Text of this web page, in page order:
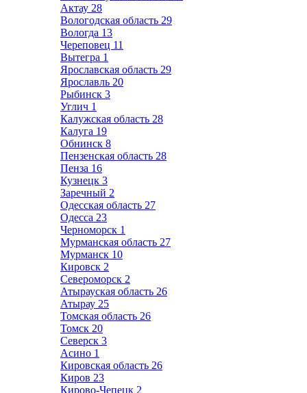
Актау 28
Вологодская область 29
Вологда 13
Череповец 11
Вытегра 1
Ярославская область 29
Ярославль 20
Рыбинск 3
Углич 1
Калужская область 28
Калуга 19
Обнинск 8
Пензенская область 28
Пенза 16
Кузнецк 3
Заречный 2
Одесская область 27
Одесса 23
Черноморск 1
Мурманская область 27
Мурманск 10
Кировск 2
Североморск 2
Атырауская область 26
Атырау 25
Томская область 26
Томск 20
Северск 3
Асино 1
Кировская область 26
Киров 23
Кирово-Чепецк 2